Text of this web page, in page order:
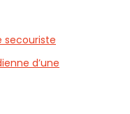
secouriste
d’une